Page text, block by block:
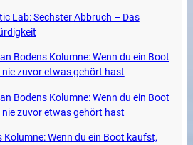
Lab: Sechster Abbruch – Das
Bodens Kolumne: Wenn du ein Boot
zuvor etwas gehört hast
Bodens Kolumne: Wenn du ein Boot
zuvor etwas gehört hast
Kolumne: Wenn du ein Boot kaufst,